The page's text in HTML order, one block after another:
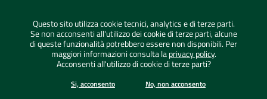
Sezione Link Utili
Credits | Mappa del sito | ConsulMedia
2026 Comune di Capoterra - Tutti i diritti riservati
Questo sito utilizza cookie tecnici, analytics e di terze parti.
Se non acconsenti all'utilizzo dei cookie di terze parti, alcune
di queste funzionalità potrebbero essere non disponibili. Per
maggiori informazioni consulta laprivacy policy.
Acconsenti all'utilizzo di cookie di terze parti?
Si, acconsento No, non acconsento